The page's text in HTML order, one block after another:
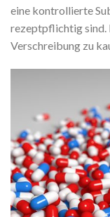
eine kontrollierte
rezeptpflichtig sind.
Verschreibung zu